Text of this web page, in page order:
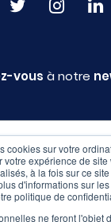
cookies sur votre
votre expérience de
à la fois sur ce
d'informations sur
politique de
ne feront l'objet
vous à notre